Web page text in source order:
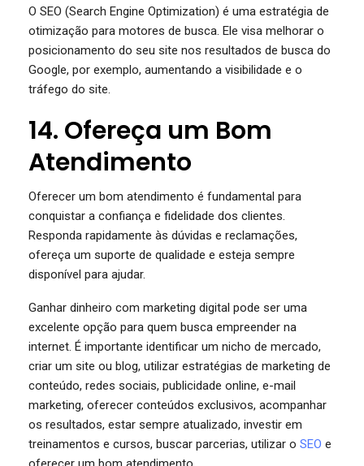
O SEO (Search Engine Optimization) é uma estratégia de
otimização para motores de busca. Ele visa melhorar o
posicionamento do seu site nos resultados de busca do
Google, por exemplo, aumentando a visibilidade e o
tráfego do site.
14. Ofereça um Bom
Atendimento
Oferecer um bom atendimento é fundamental para
conquistar a confiança e fidelidade dos clientes.
Responda rapidamente às dúvidas e reclamações,
ofereça um suporte de qualidade e esteja sempre
disponível para ajudar.
Ganhar dinheiro com marketing digital pode ser uma
excelente opção para quem busca empreender na
internet. É importante identificar um nicho de mercado,
criar um site ou blog, utilizar estratégias de marketing de
conteúdo, redes sociais, publicidade online, e-mail
marketing, oferecer conteúdos exclusivos, acompanhar
os resultados, estar sempre atualizado, investir em
treinamentos e cursos, buscar parcerias, utilizar o SEO e